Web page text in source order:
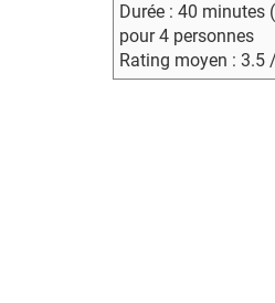
Durée : 40 minutes
pour 4 personnes
Rating moyen : 3.5